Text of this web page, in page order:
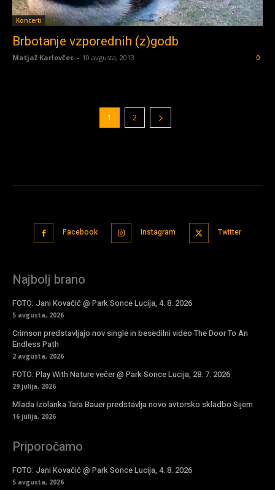
Koncerti
Brbotanje vzporednih (z)godb
Matjaž Karlovčec - 10 avgusta, 2013 0
1 2
Facebook Instagram Twitter
Najbolj brano
FOTO: Jani Kovačič @ Park Sonce Lucija, 4. 8. 2026
5 avgusta, 2026
Crimson predstavljajo nov single in besedilni video The Door To An
Endless Path
2 avgusta, 2026
FOTO: Play With Nature večer @ Park Sonce Lucija, 28. 7. 2026
29 julija, 2026
Mlada Izolanka Tara Bauer predstavlja novo avtorsko skladbo Sijem
16 julija, 2026
Priporočamo
FOTO: Jani Kovačič @ Park Sonce Lucija, 4. 8. 2026
5 avgusta, 2026